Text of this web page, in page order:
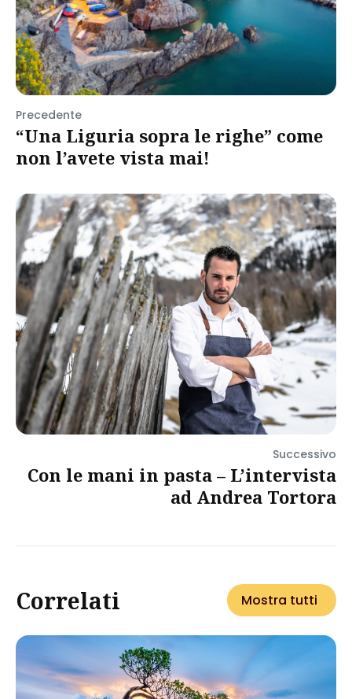
Precedente
“Una Liguria sopra le righe” come
non l’avete vista mai!
Successivo
Con le mani in pasta – L’intervista
ad Andrea Tortora
Correlati Mostra tutti